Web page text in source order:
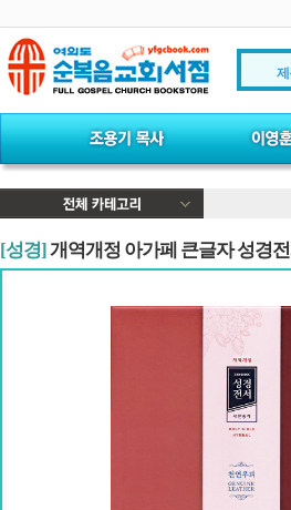
제
[성경]개역개정 아가페 큰글자 성경